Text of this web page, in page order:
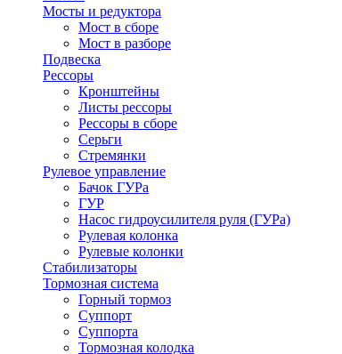
Мосты и редуктора
Мост в сборе
Мост в разборе
Подвеска
Рессоры
Кронштейны
Листы рессоры
Рессоры в сборе
Серьги
Стремянки
Рулевое управление
Бачок ГУРа
ГУР
Насос гидроусилителя руля (ГУРа)
Рулевая колонка
Рулевые колонки
Стабилизаторы
Тормозная система
Горный тормоз
Суппорт
Суппорта
Тормозная колодка